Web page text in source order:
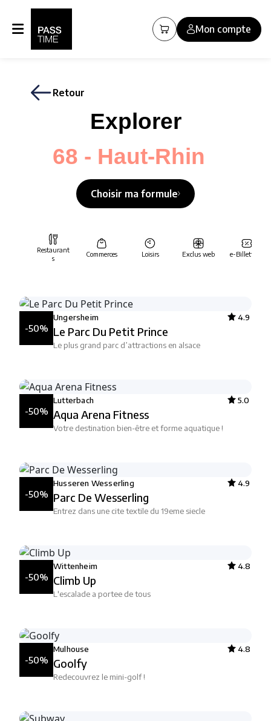
Mon compte
Retour
Explorer
68 - Haut-Rhin
Choisir ma formule
Restaurant
s
Commerces Loisirs Exclus web e-Billetterie
-50%
Ungersheim 4.9
Le Parc Du Petit Prince
Le plus grand parc d’attractions en alsace
-50%
Lutterbach 5.0
Aqua Arena Fitness
Votre destination bien-être et forme aquatique !
-50%
Husseren Wesserling 4.9
Parc De Wesserling
Entrez dans une cite textile du 19eme siecle
-50%
Wittenheim 4.8
Climb Up
L'escalade a portee de tous
-50%
Mulhouse 4.8
Goolfy
Redecouvrez le mini-golf !
Panneau de gestion des cookies